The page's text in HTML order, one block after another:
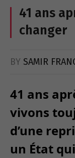
41 ans
changer
BY SAMIR
41 ans
vivons
d’une
un État